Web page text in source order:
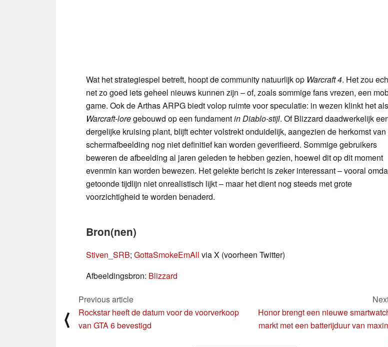
Wat het strategiespel betreft, hoopt de community natuurlijk op Warcraft 4. Het zou
net zo goed iets geheel nieuws kunnen zijn – of, zoals sommige fans vrezen, een
game. Ook de Arthas ARPG biedt volop ruimte voor speculatie: in wezen klinkt het als
Warcraft-loregebouwd op een fundamentin Diablo-stijl. Of Blizzard daadwerkelijk
dergelijke kruising plant, blijft echter volstrekt onduidelijk, aangezien de herkomst
schermafbeelding nog niet definitief kan worden geverifieerd. Sommige gebruikers
beweren de afbeelding al jaren geleden te hebben gezien, hoewel dit op dit moment
evenmin kan worden bewezen. Het gelekte bericht is zeker interessant – vooral
getoonde tijdlijn niet onrealistisch lijkt – maar het dient nog steeds met grote
voorzichtigheid te worden benaderd.
Bron(nen)
Stiven_SRB; GottaSmokeEmAll via X (voorheen Twitter)
Afbeeldingsbron: Blizzard
⟨
Previous article
Rockstar heeft de datum voor de voorverkoop
van GTA 6 bevestigd
Honor brengt een nieuwe
markt met een batterijduur van